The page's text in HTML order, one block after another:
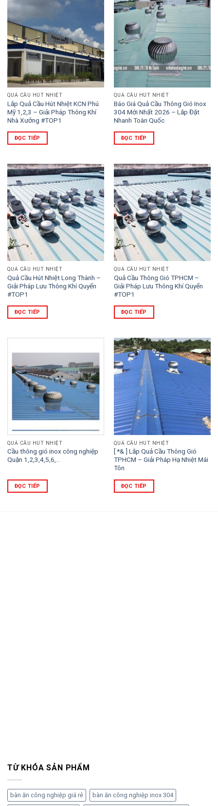
QUẢ CẦU HÚT NHIỆT
Lắp Quả Cầu Hút Nhiệt KCN Phú
Mỹ 1,2,3 – Giải Pháp Thông Khí
Nhà Xưởng #TOP1
ĐỌC TIẾP
QUẢ CẦU HÚT NHIỆT
Báo Giá Quả Cầu Thông Gió Inox
304 Mới Nhất 2026 – Lắp Đặt
Nhanh Toàn Quốc
ĐỌC TIẾP
QUẢ CẦU HÚT NHIỆT
Quả Cầu Hút Nhiệt Long Thành –
Giải Pháp Lưu Thông Khí Quyển
#TOP1
ĐỌC TIẾP
QUẢ CẦU HÚT NHIỆT
Quả Cầu Thông Gió TPHCM –
Giải Pháp Lưu Thông Khí Quyển
#TOP1
ĐỌC TIẾP
QUẢ CẦU HÚT NHIỆT
Cầu thông gió inox công nghiệp
Quận 1,2,3,4,5,6,…
ĐỌC TIẾP
QUẢ CẦU HÚT NHIỆT
[ *& ] Lắp Quả Cầu Thông Gió
TPHCM – Giải Pháp Hạ Nhiệt Mái
Tôn
ĐỌC TIẾP
TỪ KHÓA SẢN PHẨM
bàn ăn công nghiệp giá rẻ bàn ăn công nghiệp inox 304